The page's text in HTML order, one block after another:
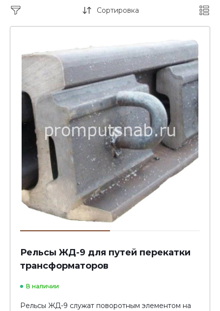
Сортировка
Рельсы ЖД-9 для путей перекатки
трансформаторов
В наличии
Рельсы ЖД-9 служат поворотным элементом на